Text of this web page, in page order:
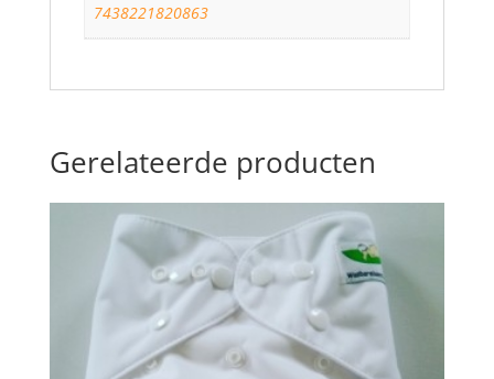
7438221820863
Gerelateerde producten